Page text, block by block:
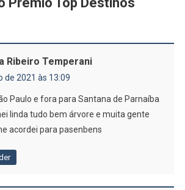
Ribeiro Temperani
de 2021 às 13:09
Paulo e fora para Santana de Parnaíba
linda tudo bem árvore e muita gente
acordei para pasenbens